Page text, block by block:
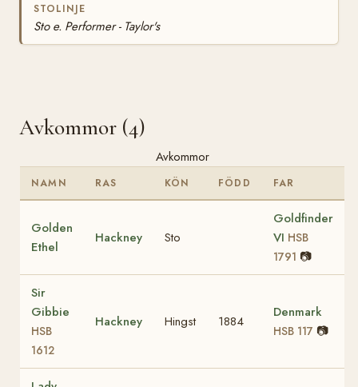
STOLINJE
Sto e. Performer - Taylor's
Avkommor (4)
Avkommor
NAMN RAS KÖN FÖDD FAR
Golden
Ethel
Hackney Sto
Goldfinder
VI HSB
1791 📷
Sir
Gibbie
HSB
1612
Hackney Hingst 1884
Denmark
HSB 117 📷